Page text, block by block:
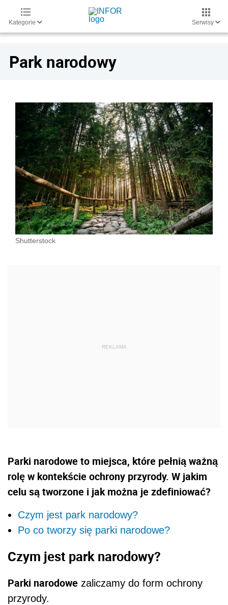
Kategorie Serwisy
Park narodowy
Shutterstock
Parki narodowe to miejsca, które pełnią ważną
rolę w kontekście ochrony przyrody. W jakim
celu są tworzone i jak można je zdefiniować?
Czym jest park narodowy?
Po co tworzy się parki narodowe?
Czym jest park narodowy?
Parki narodowe zaliczamy do form ochrony
przyrody.